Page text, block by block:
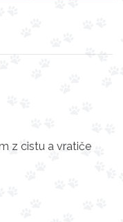
z cistu a vratiče